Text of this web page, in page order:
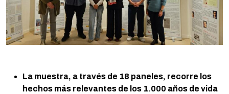
La muestra, a través de 18 paneles, recorre los
hechos más relevantes de los 1.000 años de vida